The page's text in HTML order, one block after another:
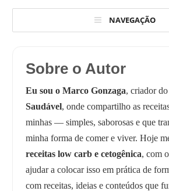
NAVEGAÇÃO
Sobre o Autor
Eu sou o Marco Gonzaga, criador
Saudável, onde compartilho as
minhas — simples, saborosas e que
minha forma de comer e viver. Hoje
receitas low carb e cetogênica, com
ajudar a colocar isso em prática de
com receitas, ideias e conteúdos que